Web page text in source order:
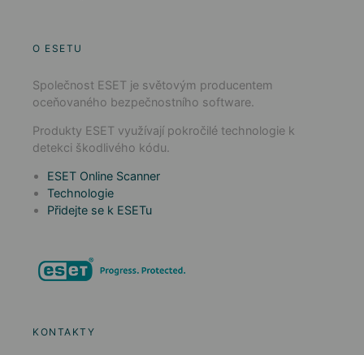
O ESETU
Společnost ESET je světovým producentem
oceňovaného bezpečnostního software.
Produkty ESET využívají pokročilé technologie k
detekci škodlivého kódu.
ESET Online Scanner
Technologie
Přidejte se k ESETu
KONTAKTY